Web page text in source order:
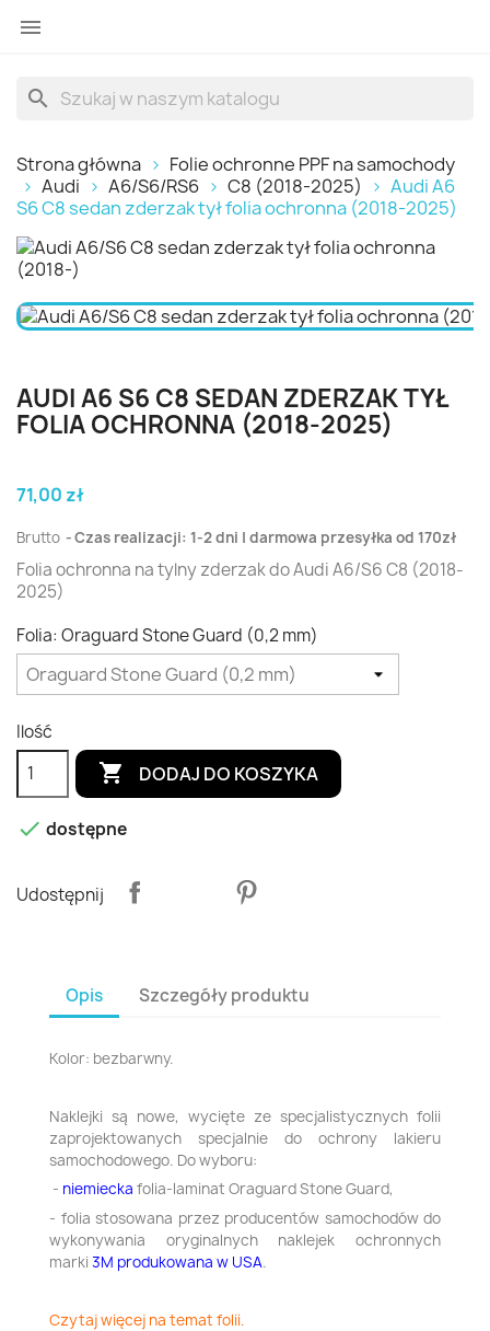

search
Strona główna
Folie ochronne PPF na samochody
Audi
A6/S6/RS6 C8 (2018-2025)
Audi A6
S6 C8 sedan zderzak tył folia ochronna (2018-2025)
AUDI A6 S6 C8 SEDAN ZDERZAK TYŁ
FOLIA OCHRONNA (2018-2025)
71,00 zł
Brutto Czas realizacji: 1-2 dni | darmowa przesyłka od 170zł
Folia ochronna na tylny zderzak do Audi A6/S6 C8 (2018-
2025)
Folia: Oraguard Stone Guard (0,2 mm)
Ilość
 DODAJ DO KOSZYKA
 dostępne
Udostępnij
Opis Szczegóły produktu
Kolor: bezbarwny.
Naklejki są nowe, wycięte ze specjalistycznych folii
zaprojektowanych specjalnie do ochrony lakieru
samochodowego. Do wyboru:
- niemiecka folia-laminat Oraguard Stone Guard,
- folia stosowana przez producentów samochodów do
wykonywania oryginalnych naklejek ochronnych
marki 3M produkowana w USA
Czytaj więcej na temat folii.